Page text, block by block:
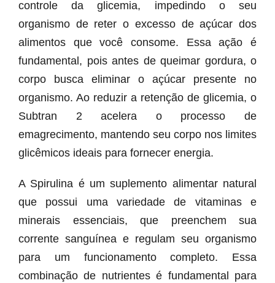
controle da glicemia, impedindo o seu
organismo de reter o excesso de açúcar dos
alimentos que você consome. Essa ação é
fundamental, pois antes de queimar gordura, o
corpo busca eliminar o açúcar presente no
organismo. Ao reduzir a retenção de glicemia, o
Subtran 2 acelera o processo de
emagrecimento, mantendo seu corpo nos limites
glicêmicos ideais para fornecer energia.
A Spirulina é um suplemento alimentar natural
que possui uma variedade de vitaminas e
minerais essenciais, que preenchem sua
corrente sanguínea e regulam seu organismo
para um funcionamento completo. Essa
combinação de nutrientes é fundamental para